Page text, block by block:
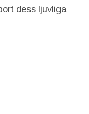
dess ljuvliga